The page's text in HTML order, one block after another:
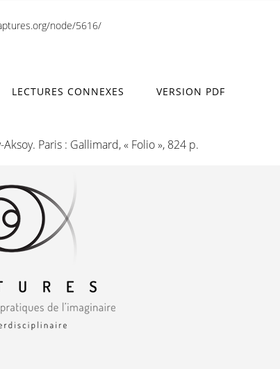
node/5616/
LECTURES CONNEXES VERSION PDF
Paris : Gallimard, « Folio », 824 p.